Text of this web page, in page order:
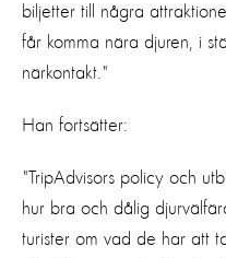
biljetter till några
får komma nära djuren, i
närkontakt."
Han fortsätter:
"TripAdvisors policy och
hur bra och dålig
turister om vad de har att